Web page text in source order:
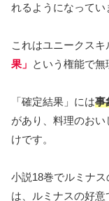
れるようになってい
これはユニークス
果」 という権能で無
「確定結果」には事
があり、料理のお
けです。
小説18巻でルミナ
は、ルミナスの好意